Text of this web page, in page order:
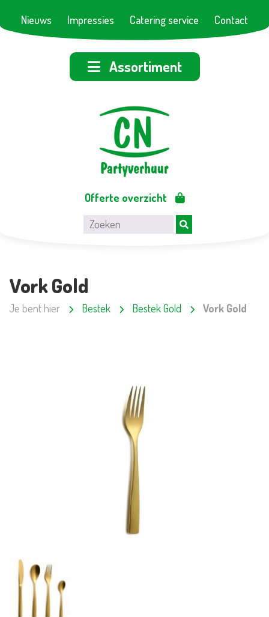
Nieuws Impressies Catering service Contact
Assortiment
Offerte overzicht
Vork Gold
Je bent hier Bestek Bestek Gold Vork Gold